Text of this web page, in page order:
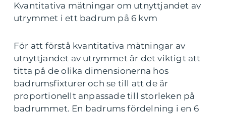
Kvantitativa mätningar om utnyttjandet av
utrymmet i ett badrum på 6 kvm
För att förstå kvantitativa mätningar av
utnyttjandet av utrymmet är det viktigt att
titta på de olika dimensionerna hos
badrumsfixturer och se till att de är
proportionellt anpassade till storleken på
badrummet. En badrums fördelning i en 6